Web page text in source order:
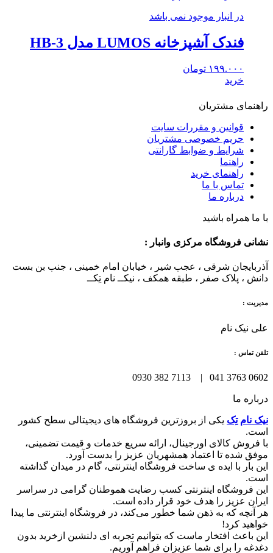
در انبار موجود نمی باشد
فندک آشپزخانه LUMOS مدل HB-3
۱۹۹.۰۰۰ تومان
خرید
راهنمای مشتریان
قوانین و مقررات سایت
حریم خصوصی مشتریان
شرایط و ضوابط گارانتی
راهنما
راهنمای خرید
تماس با ما
درباره ما
با ما همراه باشید
نشانی فروشگاه مرکزی وانبار :
آذربایجان شرقی ، عجب شیر ، خیابان امام خمینی ، جنب بن بست
دانش ، پلاک صفر ، طبقه همکف ، نیکــ نام تِکــ
مدیریت :
علی نیک نام
تلفن تماس :
0602 3763 041 | 7113 382 0930
درباره ما
نیک نام تِک یکی از بروزترین فروشگاه های دیجیتالی سطح کشور
است.
با فروش کالای اورجینال، ارائه سریع خدمات و قیمت تضمینی،
موفق شده تا اعتماد همشهریان عزیز را بدست آورد.
این بار با ایده ی ساخت فروشگاه اینترنتی، گام در میدان گذاشته
است.
این فروشگاه اینترنتی کسب رضایت هموطنان گرامی در سراسر
ایران عزیز را هدف خود قرار داده است.
هر آنچه که به ذهن شما خطور می‌کند، در فروشگاه اینترنتی ما پیدا
خواهید کرد!
این باعث افتخار ماست که بتوانیم تجربه ای دلنشین ازخرید بدون
دغدغه را برای شما عزیزان فراهم آوریم.